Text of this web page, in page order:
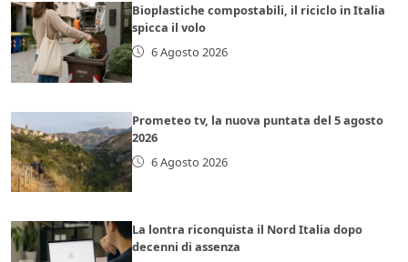
Bioplastiche compostabili, il riciclo in Italia
spicca il volo
6 Agosto 2026
Prometeo tv, la nuova puntata del 5 agosto
2026
6 Agosto 2026
La lontra riconquista il Nord Italia dopo
decenni di assenza